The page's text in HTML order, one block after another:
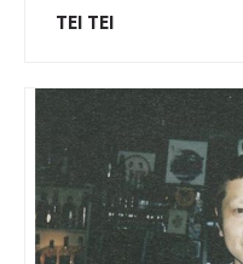
TEI TEI